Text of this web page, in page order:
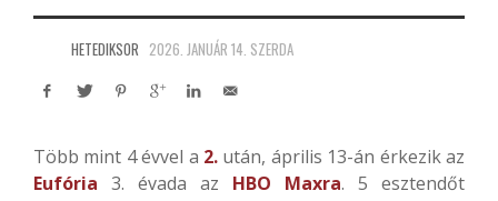
HETEDIKSOR 2026. JANUÁR 14. SZERDA
Több mint 4 évvel a 2. után, április 13-án érkezik az
Eufória 3. évada az HBO Maxra. 5 esztendőt